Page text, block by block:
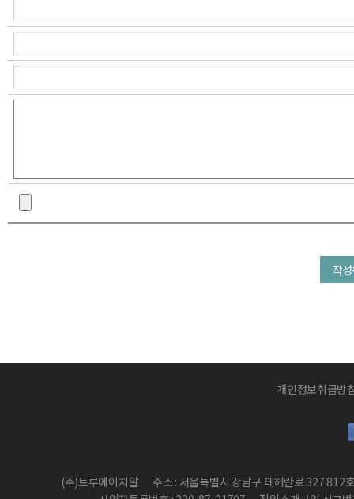
개인정보취급방
(주)트루에이치알
주소 : 서울특별시 강남구 테헤란로 327 812